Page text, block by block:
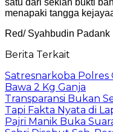
menapaki tangga
Red/ Syahbudin Padank
Berita Terkait
Satresnarkoba Polres
Bawa 2 Kg Ganja
Transparansi Bukan
Tapi Fakta Nyata di
Pajri Manik Buka